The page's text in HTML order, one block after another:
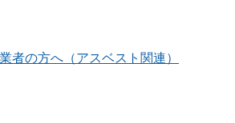
の方へ（アスベスト関連）